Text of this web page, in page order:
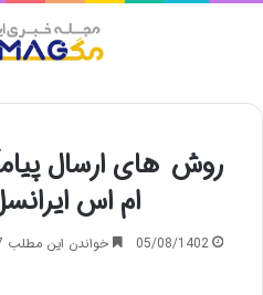
روش های ارسال
ام اس
05/08/1402 خواندن این مطلب 7 دقیقه زمان میبرد